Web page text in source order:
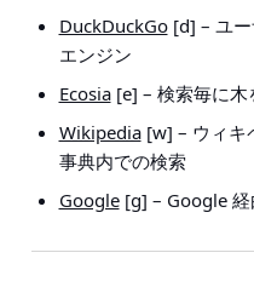
DuckDuckGo[d] – ユー
エンジン
Ecosia[e] – 検索毎に木
Wikipedia[w] – ウィキ
事典内での検索
Google[g] – Google 経